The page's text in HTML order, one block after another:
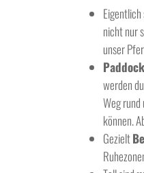
nicht nur
unser
werden
Weg
können.
Gezielt